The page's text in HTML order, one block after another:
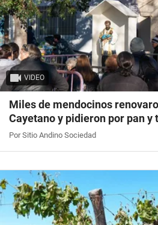
VIDEO
Miles de mendocinos
Cayetano y pidieron por pan y
Por Sitio Andino Sociedad